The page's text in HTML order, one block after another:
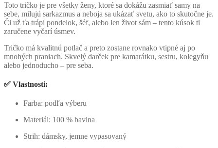
Toto tričko je pre všetky ženy, ktoré sa dokážu zasmiať samy na
sebe, milujú sarkazmus a neboja sa ukázať svetu, ako to skutočne je.
Či už ťa trápi pondelok, šéf, alebo len život sám – tento kúsok ti
zaručene vyčarí úsmev.
Tričko má kvalitnú potlač a preto zostane rovnako vtipné aj po
mnohých praniach. Skvelý darček pre kamarátku, sestru, kolegyňu
alebo jednoducho – pre seba.
✅ Vlastnosti:
Farba: podľa výberu
Materiál: 100 % bavlna
Strih: dámsky, jemne vypasovaný